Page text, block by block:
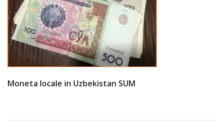
Moneta locale in Uzbekistan SUM